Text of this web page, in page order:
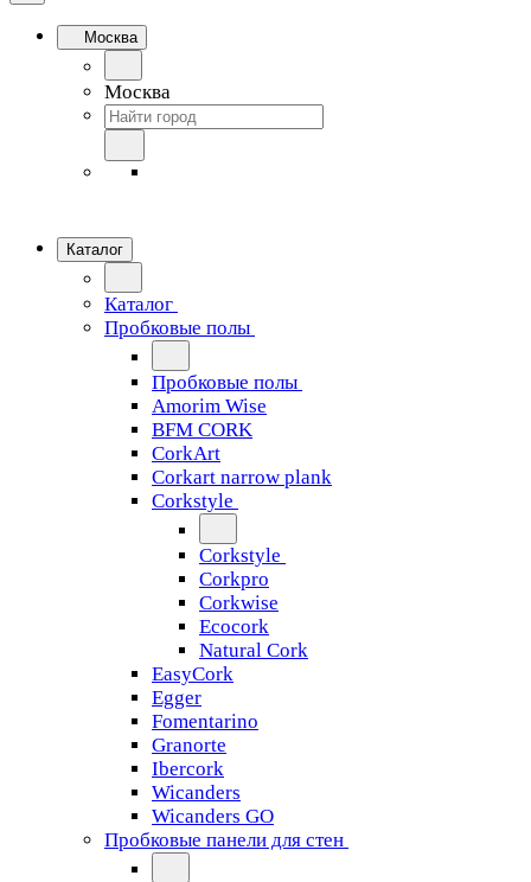
Москва
Москва
Каталог
Каталог
Пробковые полы
Пробковые полы
Amorim Wise
BFM CORK
CorkArt
Corkart narrow plank
Corkstyle
Corkstyle
Corkpro
Corkwise
Ecocork
Natural Cork
EasyCork
Egger
Fomentarino
Granorte
Ibercork
Wicanders
Wicanders GO
Пробковые панели для стен